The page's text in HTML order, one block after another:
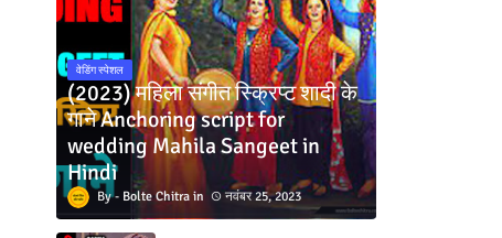
वेडिंग स्पेशल
(2023) महिला संगीत स्क्रिप्ट शादी के
गाने Anchoring script for
wedding Mahila Sangeet in
Hindi
Bolte Chitra नवंबर 25, 2023